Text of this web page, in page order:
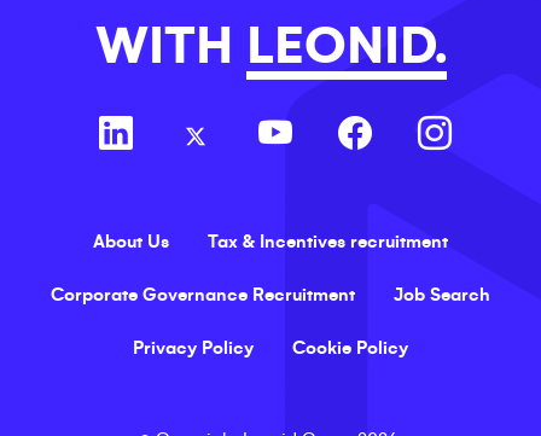
WITH LEONID.
About Us Tax & Incentives recruitment
Corporate Governance Recruitment Job Search
Privacy Policy Cookie Policy